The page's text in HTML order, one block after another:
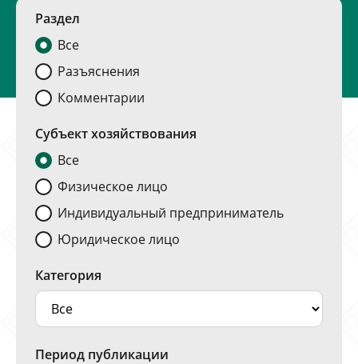
Раздел
Все
Разъяснения
Комментарии
Субъект хозяйствования
Все
Физическое лицо
Индивидуальный предприниматель
Юридическое лицо
Категория
Период публикации